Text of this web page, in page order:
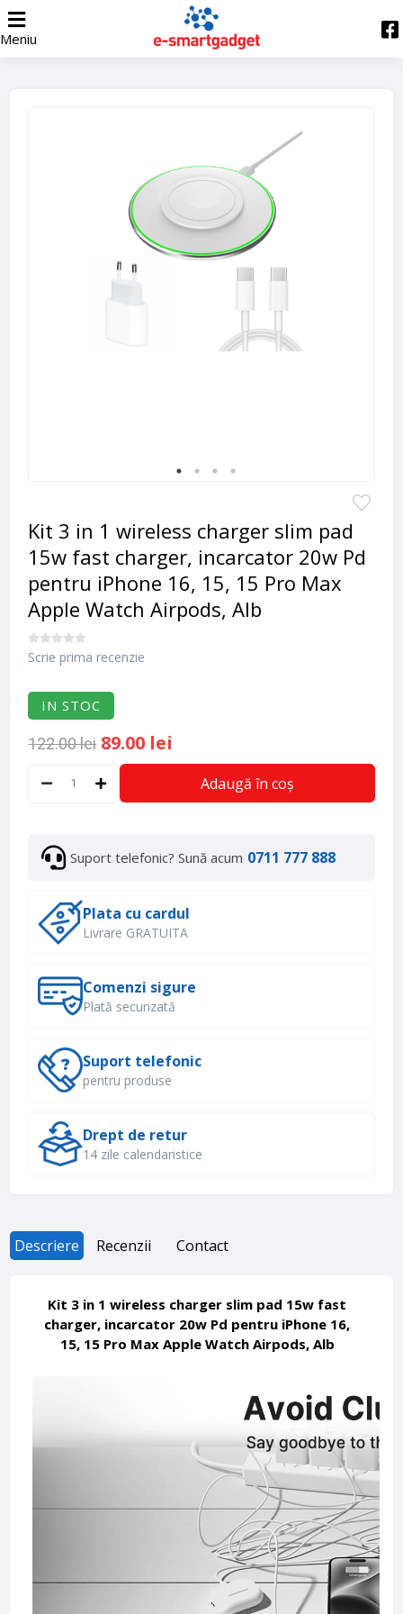
Meniu
Kit 3 in 1 wireless charger slim pad
15w fast charger, incarcator 20w Pd
pentru iPhone 16, 15, 15 Pro Max
Apple Watch Airpods, Alb
Scrie prima recenzie
IN STOC
122.00 lei 89.00 lei
Adaugă în coș
Suport telefonic? Sună acum 0711 777 888
Plata cu cardul
Livrare GRATUITA
Comenzi sigure
Plată securizată
Suport telefonic
pentru produse
Drept de retur
14 zile calendaristice
Descriere Recenzii Contact
Kit 3 in 1 wireless charger slim pad 15w fast
charger, incarcator 20w Pd pentru iPhone 16,
15, 15 Pro Max Apple Watch Airpods, Alb